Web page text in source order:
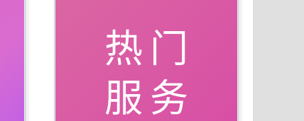
热门
服务